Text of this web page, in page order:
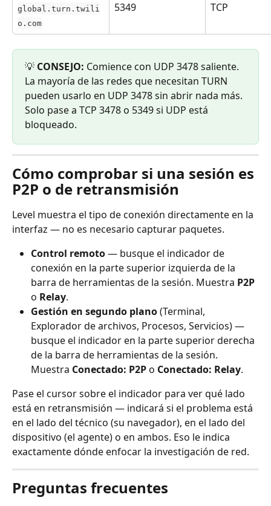
global.turn.twili
o.com
5349 TCP
💡 CONSEJO: Comience con UDP 3478 saliente.
La mayoría de las redes que necesitan TURN
pueden usarlo en UDP 3478 sin abrir nada más.
Solo pase a TCP 3478 o 5349 si UDP está
bloqueado.
Cómo comprobar si una sesión es
P2P o de retransmisión
Level muestra el tipo de conexión directamente en la
interfaz — no es necesario capturar paquetes.
Control remoto — busque el indicador de
conexión en la parte superior izquierda de la
barra de herramientas de la sesión. Muestra P2P
o Relay.
Gestión en segundo plano (Terminal,
Explorador de archivos, Procesos, Servicios) —
busque el indicador en la parte superior derecha
de la barra de herramientas de la sesión.
Muestra Conectado: P2P o Conectado: Relay.
Pase el cursor sobre el indicador para ver qué lado
está en retransmisión — indicará si el problema está
en el lado del técnico (su navegador), en el lado del
dispositivo (el agente) o en ambos. Eso le indica
exactamente dónde enfocar la investigación de red.
Preguntas frecuentes